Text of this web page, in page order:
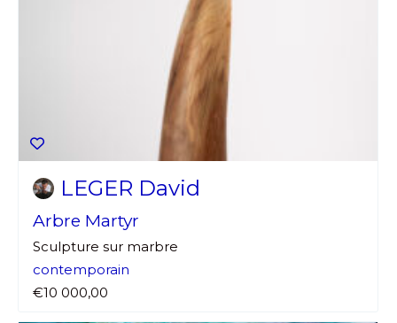
LEGER David
Arbre Martyr
Sculpture sur marbre
contemporain
€10 000,00